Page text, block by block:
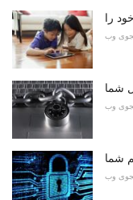
را
وب
شما
وب
شما
وب